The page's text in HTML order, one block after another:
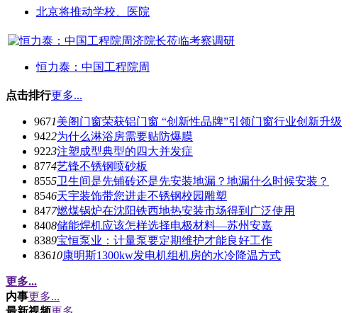
北京将推动学校、医院
恒力泰：中国工程院周
点击排行更多...
9671美阁门窗荣获铝门窗 “创新性品牌”引领门窗行业创新升级
9422为什么淋浴房需要贴防爆膜
9223注塑成型典型的四大并发症
8774艺锋不锈钢喷砂板
8555卫生间是先铺砖还是先安装地漏？地漏什么时候安装？
8546天宇装饰带您进走不锈钢校园雕塑
8477燃煤锅炉在沈阳铁西地热安装市场得到广泛使用
8408储能焊机应该怎样选择电极材料—苏州安嘉
8389宝恒泵业：计量泵要定期维护才能良好工作
83610康明斯1300kw发电机组机房的水冷降温方式
更多...
内事更多...